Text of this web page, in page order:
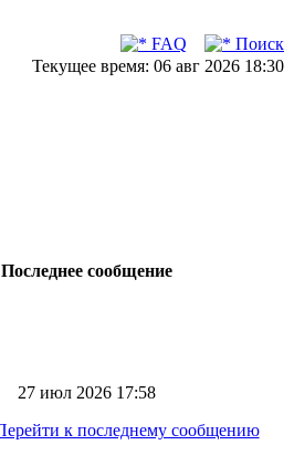
FAQ
Поиск
Текущее время: 06 авг 2026 18:30
Последнее сообщение
27 июл 2026 17:58